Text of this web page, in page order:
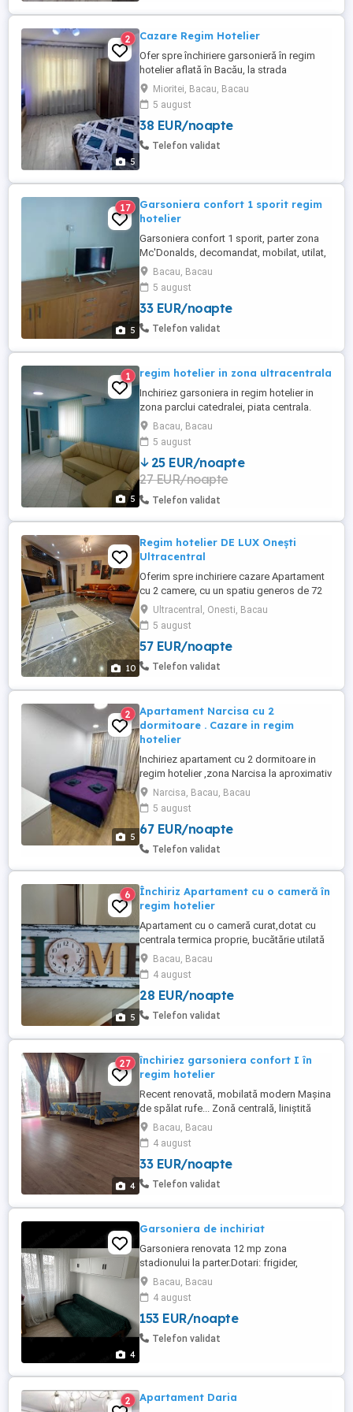
5
2 Cazare Regim Hotelier
Ofer spre închiriere garsonieră în regim
hotelier aflată în Bacău, la strada
principală, dotată cu smart tv, mașină de
spălat și tot ce e nevoie
Mioritei, Bacau, Bacau
5 august
38 EUR/noapte
Telefon validat
5
17
Garsoniera confort 1 sporit regim
hotelier
Garsoniera confort 1 sporit, parter zona
Mc'Donalds, decomandat, mobilat, utilat,
centrala. Renovata recent. Check-in la ora
12:30 Check-out la ora 11 Telefon Telefon
mobil
Bacau, Bacau
5 august
33 EUR/noapte
Telefon validat
5
1 regim hotelier in zona ultracentrala
Inchiriez garsoniera in regim hotelier in
zona parclui catedralei, piata centrala.
Locatia are centralab termica aer
conditionat și televizor.
Bacau, Bacau
5 august
25 EUR/noapte
27 EUR/noapte
Telefon validat
10
Regim hotelier DE LUX Onești
Ultracentral
Oferim spre inchiriere cazare Apartament
cu 2 camere, cu un spatiu generos de 72
m2, utilat modern si complet mobilat.
Locația este intr- o zona ultracentrala și
ușor accesibila a orasului. Dotari: -
Bucatarie complet utilata( plita, cuptor,
hota, tacamuri,vesela, cani, pahare, tigai,
Ultracentral, Onesti, Bacau
5 august
57 EUR/noapte
Telefon validat
5
2
Apartament Narcisa cu 2
dormitoare . Cazare in regim
hotelier
Inchiriez apartament cu 2 dormitoare in
regim hotelier ,zona Narcisa la aproximativ
1,7 km de Aeroportul Bacau. Se pot caza
maxim 6 persoane ,acest apartament este
mobilat si utilat cu produse noi astfel 2
Dormitoare cu paturi duble (1,6x2 si 1,4x2
) cu lenjerie curata si prosoape 1 Living
Narcisa, Bacau, Bacau
5 august
67 EUR/noapte
Telefon validat
5
6
Închiriz Apartament cu o cameră în
regim hotelier
Apartament cu o cameră curat,dotat cu
centrala termica proprie, bucătărie utilată
,baie cu cada (nouă) În zona de Sud a
orașului Bacău (Orizont) aproximativ 10
min McDonald's. În această locație nu se
pot face petreceri fiind o zonă foarte
liniștită. Exclus escorte Zero șapte cinci
Bacau, Bacau
4 august
28 EUR/noapte
Telefon validat
4
27
închiriez garsoniera confort I în
regim hotelier
Recent renovată, mobilată modern Mașina
de spălat rufe... Zonă centrală, liniștită
....zona tic-tac Lângă McDonald's
Accesibilitate la diferite branduri de
magazine, inclusiv alimentare
Bacau, Bacau
4 august
33 EUR/noapte
Telefon validat
4
Garsoniera de inchiriat
Garsoniera renovata 12 mp zona
stadionului la parter.Dotari: frigider,
masina de spalat, boiler, canapea
extensibila, baie cu dus.Proprieter fara
agentii.Inchirierea se face pt 1 persoana
(barbat),elev, student.Optional se poate
inchiria si ca spatiu depozitare.La intrare
Bacau, Bacau
4 august
153 EUR/noapte
Telefon validat
2 Apartament Daria